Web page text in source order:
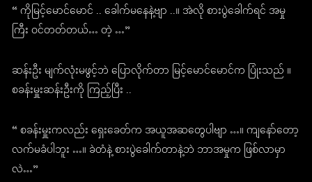
“ ကိုမြင့်မောင်မောင် .. ခေါက်မနေနဲ့ဗျာ ..။ အဲလို စားပွဲခေါက်ရင် အမှု
ကြီး ဝင်တတ်တယ်… တဲ့ …”
ဆန်းဦး မျက်လုံးမဖွင့်ဘဲ ပြောလိုက်တာ မြင့်မောင်မောင်က ပြုံးသည် ။
စခန်းမှူးဆန်းဦးကို ကြည့်ပြီး ..
“ စခန်းမှူးကလည်း ရှေးခေတ်က အယူအဆတွေပါဗျာ …။ ကျနော်တော့
လက်မခံပါဘူး …။ ခဲတံနဲ့ စားပွဲခေါက်တာနဲ့ဘဲ ဘာအမှုက ဖြစ်လာမှာ
လဲ…”